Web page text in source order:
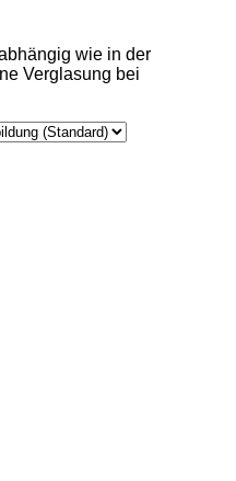
wie in der
Verglasung bei